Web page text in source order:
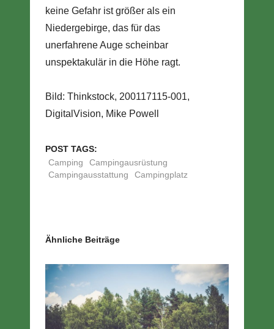
keine Gefahr ist größer als ein
Niedergebirge, das für das
unerfahrene Auge scheinbar
unspektakulär in die Höhe ragt.
Bild: Thinkstock, 200117115-001,
DigitalVision, Mike Powell
POST TAGS:
Camping
Campingausrüstung
Campingausstattung
Campingplatz
Ähnliche Beiträge